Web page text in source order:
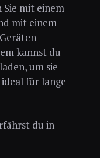
mit einem
mit einem
kannst du
um sie
für lange
du in